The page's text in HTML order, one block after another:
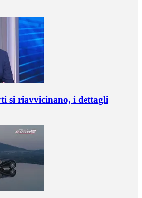
si riavvicinano, i dettagli